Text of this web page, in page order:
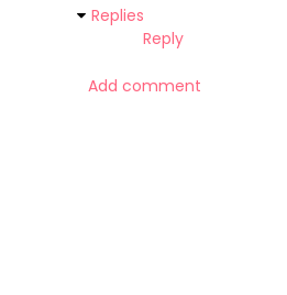
Replies
Reply
Add comment